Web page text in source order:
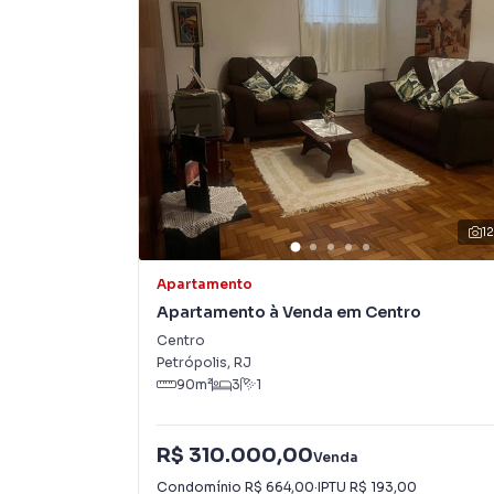
Negocie seu imóvel de forma totalmente
Administradora de Bens você consegue
estando na cidade e com a praticidade de
Nós criamos soluções inovadoras para
compradores com o mercado imobiliário.
Anuncie seu imóvel! É fácil, rápido e
digital com imóveis em diversas cidades do
especialmente em Saldanha Marinho. Isso
produzir campanhas específicas para
interessados e tendo como consequência
atendimento preparada para atender
12
Apartamento
Apartamento à Venda em Centro
Centro
Petrópolis, RJ
90m² 3 1
R$ 310.000,00Venda
Condomínio R$ 664,00·IPTU R$ 193,00